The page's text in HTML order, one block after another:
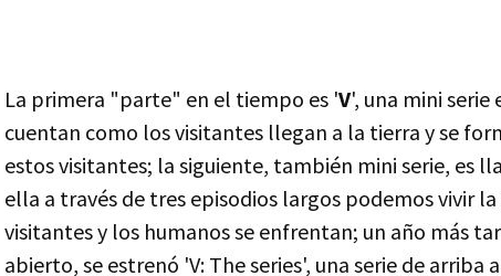
La primera "parte" en el tiempo es 'V', una mini serie
cuentan como los visitantes llegan a la tierra y se
estos visitantes; la siguiente, también mini serie, es
ella a través de tres episodios largos podemos vivir
visitantes y los humanos se enfrentan; un año más
abierto, se estrenó 'V: The series', una serie de arriba